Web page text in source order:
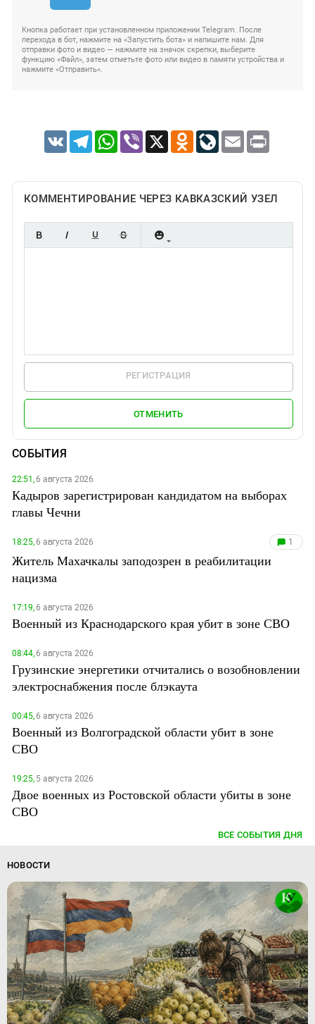
Кнопка работает при установленном приложении Telegram. После
перехода в бот, нажмите на «Запустить бота» и напишите нам. Для
отправки фото и видео — нажмите на значок скрепки, выберите
функцию «Файл», затем отметьте фото или видео в памяти устройства и
нажмите «Отправить».
VK TelegramWhatsApp
Viber X Odnoklassniki
LiveJournal
Email Print
КОММЕНТИРОВАНИЕ ЧЕРЕЗ КАВКАЗСКИЙ УЗЕЛ
РЕГИСТРАЦИЯ
ОТМЕНИТЬ
СОБЫТИЯ
22:51,6 августа 2026
Кадыров зарегистрирован кандидатом на выборах
главы Чечни
18:25,6 августа 2026 1
Житель Махачкалы заподозрен в реабилитации
нацизма
17:19,6 августа 2026
Военный из Краснодарского края убит в зоне СВО
08:44,6 августа 2026
Грузинские энергетики отчитались о возобновлении
электроснабжения после блэкаута
00:45,6 августа 2026
Военный из Волгоградской области убит в зоне
СВО
19:25,5 августа 2026
Двое военных из Ростовской области убиты в зоне
СВО
ВСЕ СОБЫТИЯ ДНЯ
НОВОСТИ